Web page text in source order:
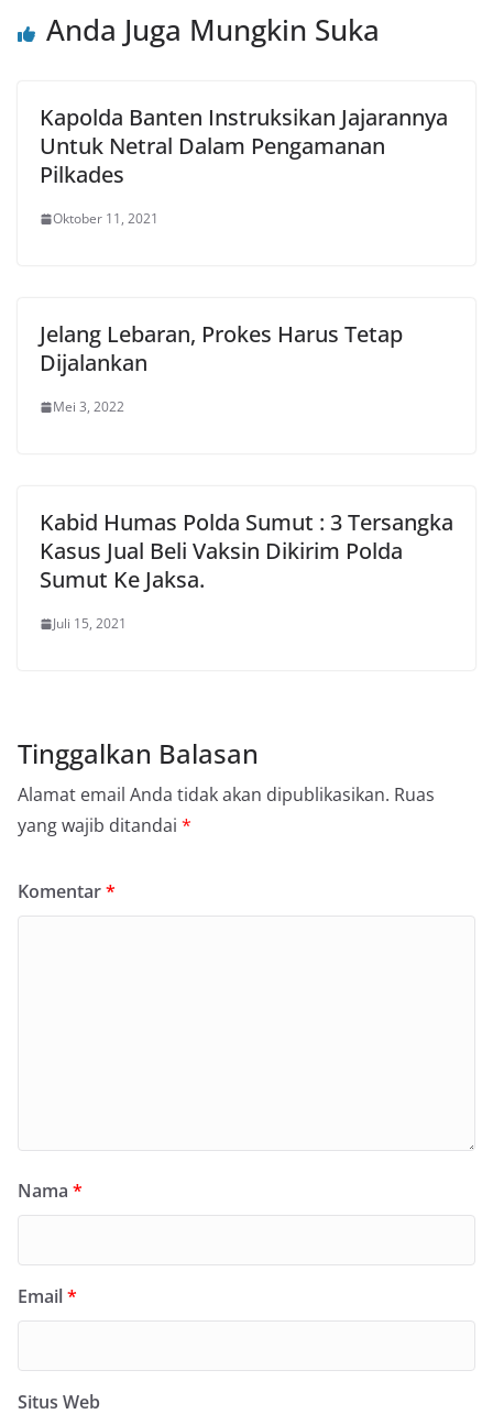
Anda Juga Mungkin Suka
Kapolda Banten Instruksikan Jajarannya
Untuk Netral Dalam Pengamanan
Pilkades
Oktober 11, 2021
Jelang Lebaran, Prokes Harus Tetap
Dijalankan
Mei 3, 2022
Kabid Humas Polda Sumut : 3 Tersangka
Kasus Jual Beli Vaksin Dikirim Polda
Sumut Ke Jaksa.
Juli 15, 2021
Tinggalkan Balasan
Alamat email Anda tidak akan dipublikasikan. Ruas
yang wajib ditandai *
Komentar*
Nama *
Email*
Situs Web